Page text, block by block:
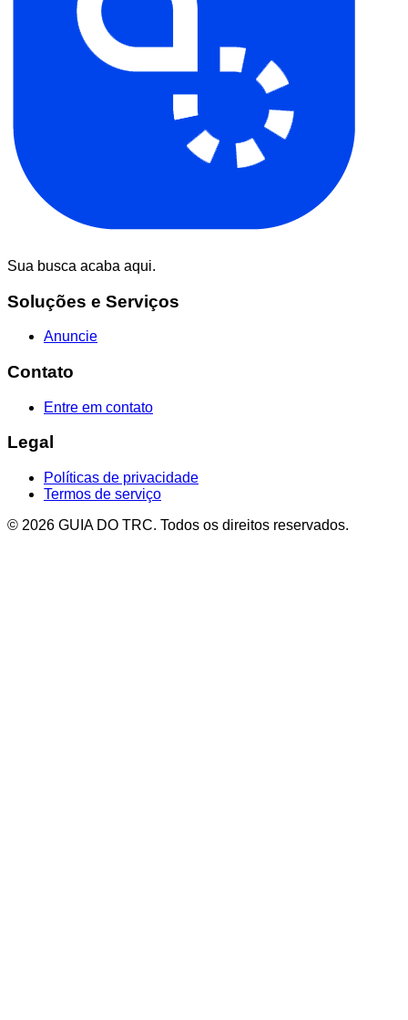
Sua busca acaba aqui.
Soluções e Serviços
Anuncie
Contato
Entre em contato
Legal
Políticas de privacidade
Termos de serviço
© 2026 GUIA DO TRC. Todos os direitos reservados.